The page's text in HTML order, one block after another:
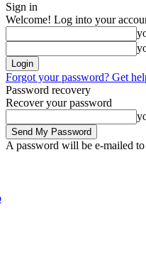
Sign in
Welcome! Log into your
Forgot your password? Get
Password recovery
Recover your password
A password will be e-mailed